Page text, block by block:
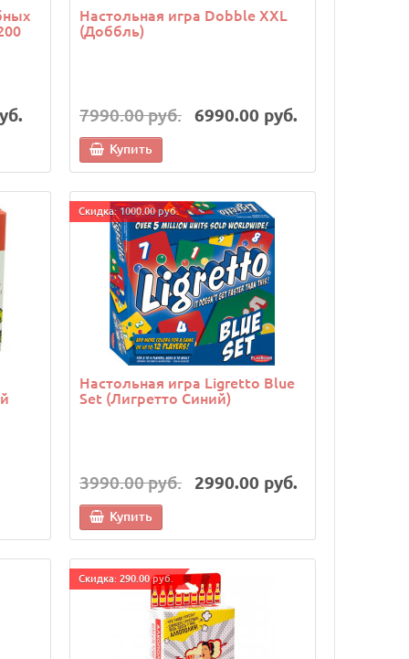
Настольная игра Dobble XXL
(Доббль)
7990.00 руб. 6990.00 руб.
Купить
Cкидка: 1000.00 руб.
Настольная игра Ligretto Blue
Set (Лигретто Синий)
3990.00 руб. 2990.00 руб.
Купить
Cкидка: 290.00 руб.